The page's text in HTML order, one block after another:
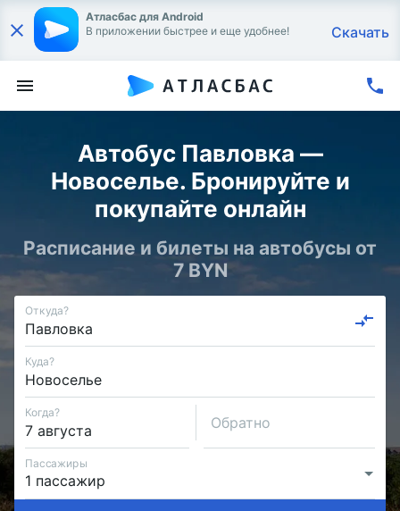
Атласбас для Android
В приложении быстрее и еще удобнее!
Скачать
Автобус Павловка —
Новоселье. Бронируйте и
покупайте онлайн
Расписание и билеты на автобусы от
7 BYN
Откуда?
Куда?
Когда?
Обратно
Пассажиры